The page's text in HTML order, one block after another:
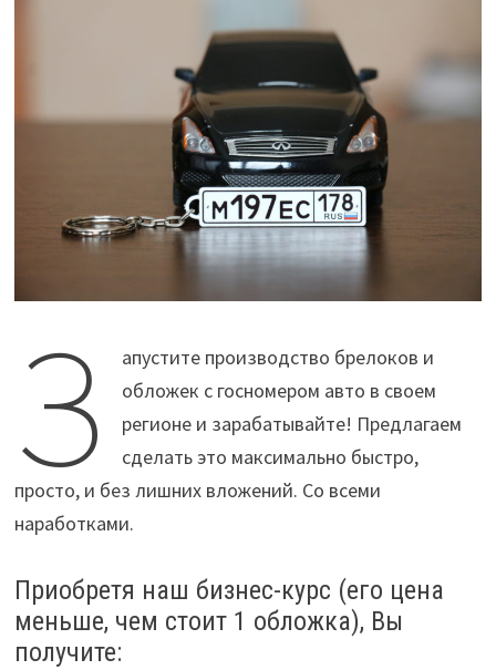
З
апустите производство брелоков и
обложек с госномером авто в своем
регионе и зарабатывайте! Предлагаем
сделать это максимально быстро,
просто, и без лишних вложений. Со всеми
наработками.
Приобретя наш бизнес-курс (его цена
меньше, чем стоит 1 обложка), Вы
получите: